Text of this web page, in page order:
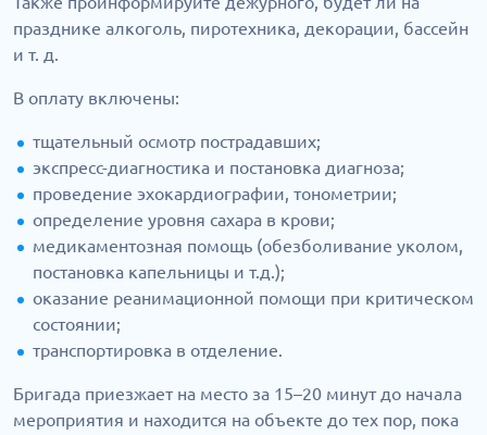
празднике алкоголь, пиротехника, декорации, бассейн
и т. д.
В оплату включены:
тщательный осмотр пострадавших;
экспресс-диагностика и постановка диагноза;
проведение эхокардиографии, тонометрии;
определение уровня сахара в крови;
медикаментозная помощь (обезболивание уколом,
постановка капельницы и т.д.);
оказание реанимационной помощи при критическом
состоянии;
транспортировка в отделение.
Бригада приезжает на место за 15–20 минут до начала
мероприятия и находится на объекте до тех пор, пока